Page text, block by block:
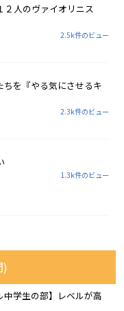
２人のヴァイオリニス
2.5k件のビュー
ちを『やる気にさせるキ
2.3k件のビュー
1.3k件のビュー
中学生の部】レベルが高